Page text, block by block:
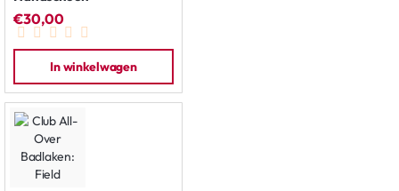
€30,00
In winkelwagen